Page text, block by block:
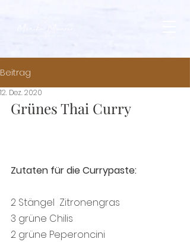
Beitrag
12. Dez. 2020
Grünes Thai Curry
Zutaten für die Currypaste:
2 Stängel  Zitronengras
3 grüne Chilis
2 grüne Peperoncini